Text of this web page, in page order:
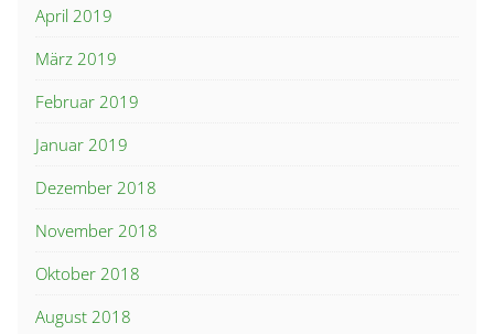
April 2019
März 2019
Februar 2019
Januar 2019
Dezember 2018
November 2018
Oktober 2018
August 2018